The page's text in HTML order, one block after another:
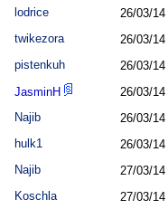
lodrice 26/03/14
twikezora 26/03/14
pistenkuh 26/03/14
JasminH 26/03/14
Najib 26/03/14
hulk1 26/03/14
Najib 27/03/14
Koschla 27/03/14